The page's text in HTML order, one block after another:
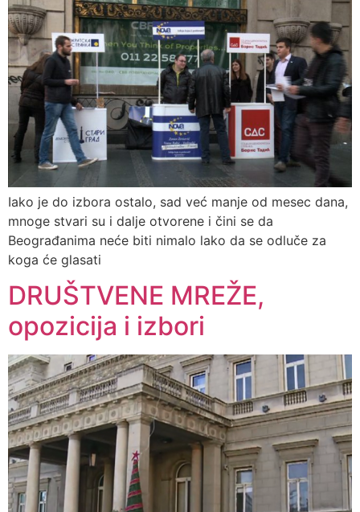
Iako je do izbora ostalo, sad već manje od mesec dana,
mnoge stvari su i dalje otvorene i čini se da
Beograđanima neće biti nimalo lako da se odluče za
koga će glasati
DRUŠTVENE MREŽE,
opozicija i izbori